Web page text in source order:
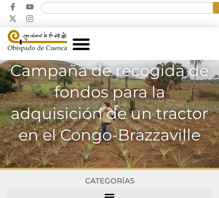
Campaña de recogida de
fondos para la
adquisición de un tractor
en el Congo-Brazzaville
CATEGORÍAS